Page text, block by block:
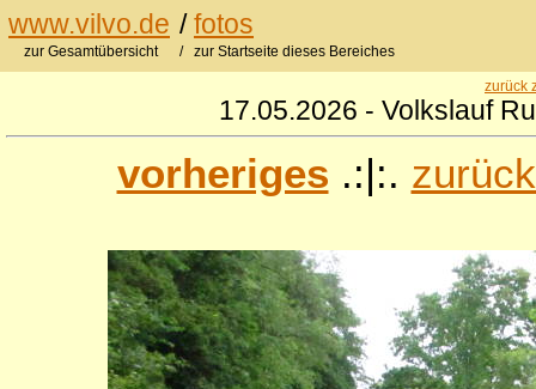
www.vilvo.de /fotos
zur Gesamtübersicht / zur Startseite dieses Bereiches
zurück
17.05.2026 - Volkslauf
vorheriges .:|:.